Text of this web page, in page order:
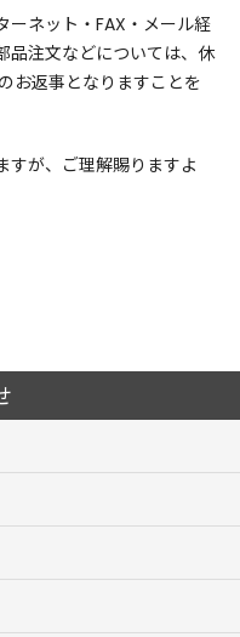
ーネット・FAX・メール経
品注文などについては、休
お返事となりますことを
すが、ご理解賜りますよ